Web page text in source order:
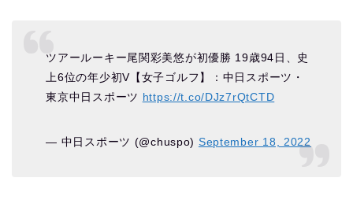
ツアールーキー尾関彩美悠が初優勝 19歳94日、史
上6位の年少初V【女子ゴルフ】：中日スポーツ・
東京中日スポーツ https://t.co/DJz7rQtCTD
— 中日スポーツ (@chuspo) September 18, 2022